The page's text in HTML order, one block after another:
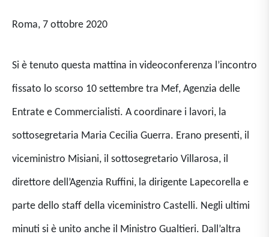
Roma, 7 ottobre 2020
Si è tenuto questa mattina in videoconferenza l’incontro
fissato lo scorso 10 settembre tra Mef, Agenzia delle
Entrate e Commercialisti. A coordinare i lavori, la
sottosegretaria Maria Cecilia Guerra. Erano presenti, il
viceministro Misiani, il sottosegretario Villarosa, il
direttore dell’Agenzia Ruffini, la dirigente Lapecorella e
parte dello staff della viceministro Castelli. Negli ultimi
minuti si è unito anche il Ministro Gualtieri. Dall’altra